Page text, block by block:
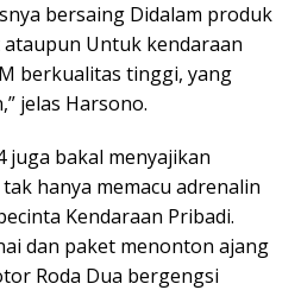
bersaing Didalam produk
Untuk kendaraan
berkualitas tinggi, yang
jelas Harsono.
juga bakal menyajikan
hanya memacu adrenalin
Kendaraan Pribadi.
dan paket menonton ajang
Roda Dua bergengsi